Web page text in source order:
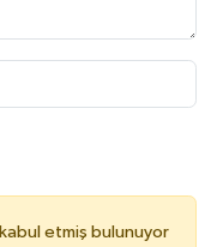
kabul etmiş bulunuyor